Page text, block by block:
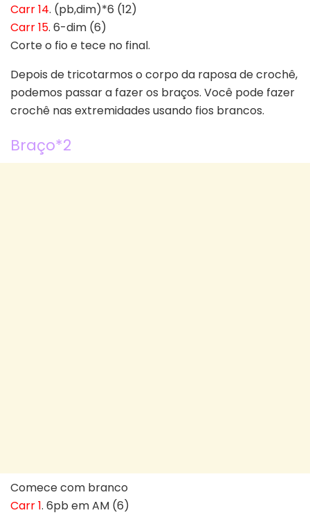
Carr 14. (pb,dim)*6 (12)
Carr 15. 6-dim (6)
Corte o fio e tece no final.
Depois de tricotarmos o corpo da raposa de crochê,
podemos passar a fazer os braços. Você pode fazer
crochê nas extremidades usando fios brancos.
Braço*2
Comece com branco
Carr 1. 6pb em AM (6)